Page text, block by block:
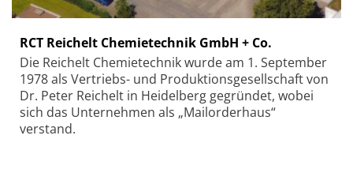
RCT Reichelt Chemietechnik GmbH + Co.
Die Reichelt Chemietechnik wurde am 1. September
1978 als Vertriebs- und Produktionsgesellschaft von
Dr. Peter Reichelt in Heidelberg gegründet, wobei
sich das Unternehmen als „Mailorderhaus“
verstand.